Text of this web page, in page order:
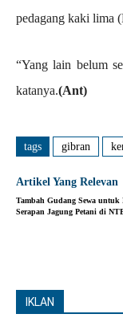
pedagang kaki lima
“Yang lain belum
katanya.(Ant)
tags gibran
Artikel Yang Relevan
Tambah Gudang Sewa untuk
Serapan Jagung Petani di
IKLAN